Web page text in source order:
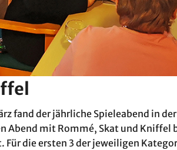
fand der jährliche Spieleabend in
mit Rommé, Skat und Kniffel
die ersten 3 der jeweiligen